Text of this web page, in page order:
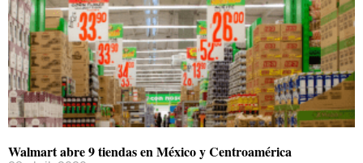
Walmart abre 9 tiendas en México y Centroamérica